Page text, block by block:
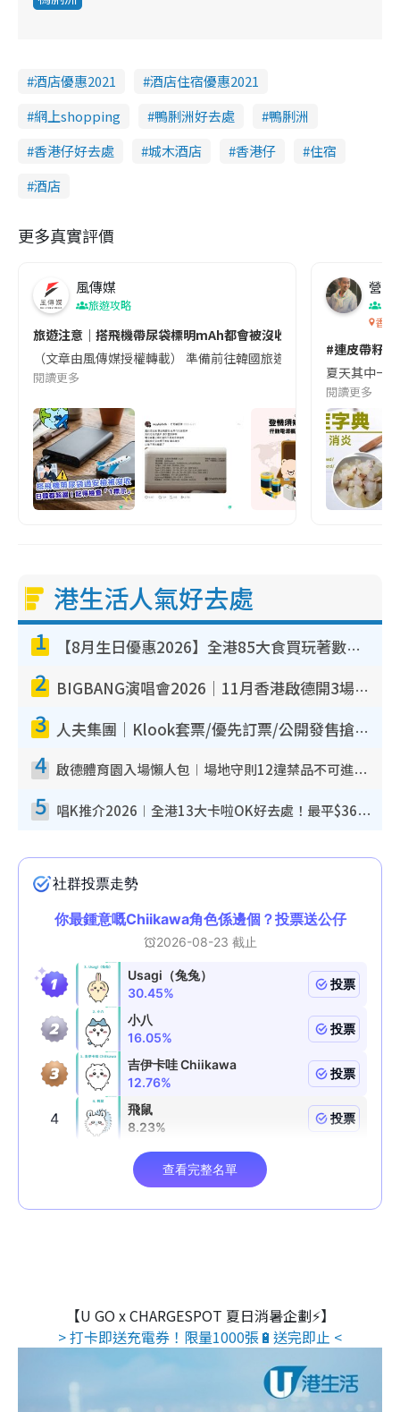
酒店優惠2021
酒店住宿優惠2021
網上shopping
鴨脷洲好去處
鴨脷洲
香港仔好去處
城木酒店 香港仔
住宿
酒店
更多真實評價
風傳媒
旅遊攻略
旅遊注意｜搭飛機帶尿袋標明mAh都會被沒收😱出發前切記檢查
（文章由風傳媒授權轉載） 準備前往韓國旅遊的民眾，近期要
閱讀更多
營養
香港
#連皮帶籽
夏天其中一
閱讀更多
港生活人氣好去處
1 【8月生日優惠2026】全港85大食買玩著數攻略 自助餐/火鍋放題同行免費＋誠品/DONKI送現金券
2 BIGBANG演唱會2026｜11月香港啟德開3場！實名制VIP申請、優先購票攻略
3 人夫集團｜Klook套票/優先訂票/公開發售搶飛攻略！附票價.購票連結.場地座位表
4 啟德體育園入場懶人包︱場地守則12違禁品不可進場准帶細水樽但全場禁樽蓋！應援牌有限制！
5 唱K推介2026︱全港13大卡啦OK好去處！最平$36起 日文K都有！(附地址+收費詳情)
【U GO x CHARGESPOT 夏日消暑企劃⚡】
> 打卡即送充電券！限量1000張🔋送完即止 <